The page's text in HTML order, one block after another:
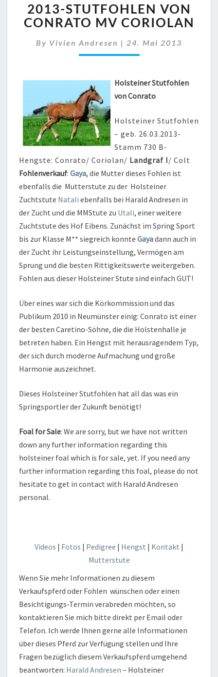
STUTFOHLEN
VON
CONRATO
MV
CORIOLAN
2013-STUTFOHLEN VON
CONRATO MV CORIOLAN
By Vivien Andresen | 24. Mai 2013
Holsteiner Stutfohlen
von Conrato
Holsteiner Stutfohlen
– geb. 26.03.2013-
Stamm 730 B-
Hengste: Conrato/ Coriolan/ Landgraf I/ Colt
Fohlenverkauf: Gaya, die Mutter dieses Fohlen ist
ebenfalls die Mutterstute zu der Holsteiner
Zuchtstute Natali ebenfalls bei Harald Andresen in
der Zucht und die MMStute zu Utali, einer weitere
Zuchtstute des Hof Eibens. Zunächst im Spring Sport
bis zur Klasse M** siegreich konnte Gayadann auch in
der Zucht ihr Leistungseinstellung, Vermögen am
Sprung und die besten Rittigkeitswerte weitergeben.
Fohlen aus dieser Holsteiner Stute sind einfach GUT!
Über eines war sich die Körkommission und das
Publikum 2010 in Neumünster einig: Conrato ist einer
der besten Caretino-Söhne, die die Holstenhalle je
betreten haben. Ein Hengst mit herausragendem Typ,
der sich durch moderne Aufmachung und große
Harmonie auszeichnet.
Dieses Holsteiner Stutfohlen hat all das was ein
Springsportler der Zukunft benötigt!
Foal for Sale: We are sorry, but we have not written
down any further information regarding this
holsteiner foal which is for sale, yet. If you need any
further information regarding this foal, please do not
hesitate to get in contact with Harald Andresen
personal.
Videos | Fotos | Pedigree | Hengst | Kontakt |
Mutterstute
Wenn Sie mehr Informationen zu diesem
Verkaufspferd oder Fohlen wünschen oder einen
Besichtigungs-Termin verabreden möchten, so
kontaktieren Sie mich bitte direkt per Email oder
Telefon. Ich werde Ihnen gerne alle Informationen
über dieses Pferd zur Verfügung stellen und Ihre
Fragen bezüglich diesem Verkaufspferd umgehend
beantworten: Harald Andresen – Holsteiner